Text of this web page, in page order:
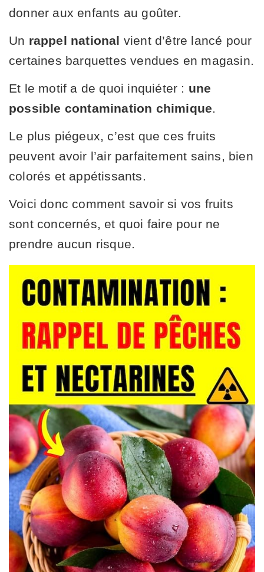
donner aux enfants au goûter.
Un rappel national vient d’être lancé pour
certaines barquettes vendues en magasin.
Et le motif a de quoi inquiéter : une
possible contamination chimique
Le plus piégeux, c’est que ces fruits
peuvent avoir l’air parfaitement sains, bien
colorés et appétissants.
Voici donc comment savoir si vos fruits
sont concernés, et quoi faire pour ne
prendre aucun risque.